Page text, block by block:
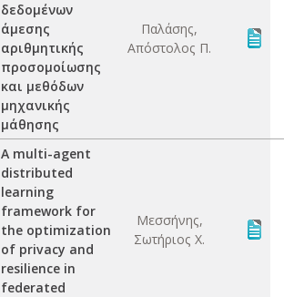
δεδομένων
άμεσης
αριθμητικής
προσομοίωσης
και μεθόδων
μηχανικής
μάθησης
Παλάσης,
Απόστολος Π.
A multi-agent
distributed
learning
framework for
the optimization
of privacy and
resilience in
federated
Μεσσήνης,
Σωτήριος Χ.